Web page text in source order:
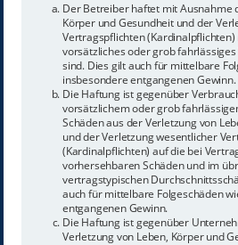
Der Betreiber haftet mit Ausnahme
Körper und Gesundheit und der
Vertragspflichten
vorsätzliches oder grob
sind. Dies gilt auch für mittelbare
insbesondere entgangenen Gewinn.
Die Haftung ist gegenüber
vorsätzlichem oder grob
Schäden aus der Verletzung von
und der Verletzung wesentlicher
(Kardinalpflichten) auf die bei
vorhersehbaren Schäden und im
vertragstypischen
auch für mittelbare Folgeschäden
entgangenen Gewinn.
Die Haftung ist gegenüber
Verletzung von Leben, Körper und